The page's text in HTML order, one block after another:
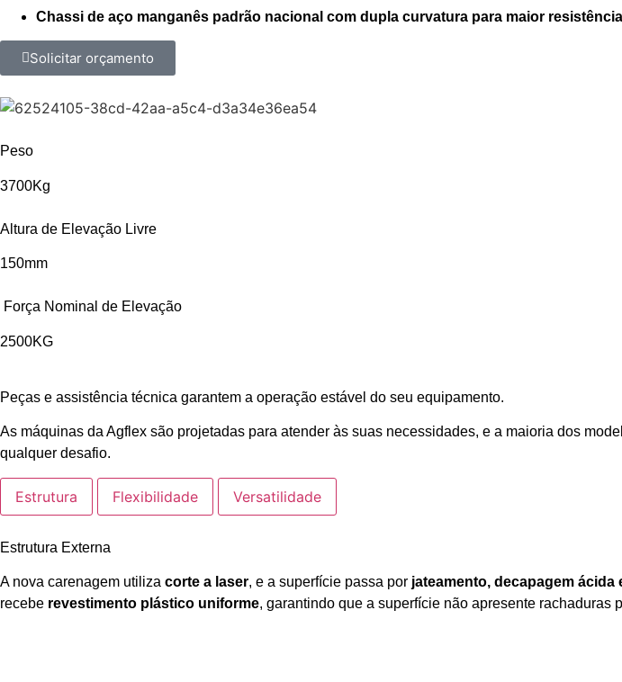
Chassi de aço manganês padrão nacional com dupla curvatura para maior resistência
Solicitar orçamento
Peso
3700Kg
Altura de Elevação Livre
150mm
Força Nominal de Elevação
2500KG
Peças e assistência técnica garantem a operação estável do seu equipamento.
As máquinas da Agflex são projetadas para atender às suas necessidades, e a maioria dos
qualquer desafio.
Estrutura Flexibilidade Versatilidade
Estrutura Externa
A nova carenagem utiliza corte a laser, e a superfície passa por jateamento, decapagem
recebe revestimento plástico uniforme, garantindo que a superfície não apresente rachaduras